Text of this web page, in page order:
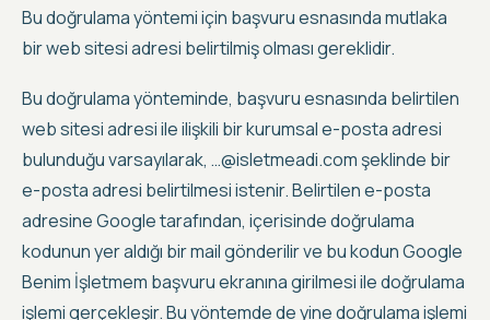
Bu doğrulama yöntemi için başvuru esnasında mutlaka
bir web sitesi adresi belirtilmiş olması gereklidir.
Bu doğrulama yönteminde, başvuru esnasında belirtilen
web sitesi adresi ile ilişkili bir kurumsal e-posta adresi
bulunduğu varsayılarak, …@isletmeadi.com şeklinde bir
e-posta adresi belirtilmesi istenir. Belirtilen e-posta
adresine Google tarafından, içerisinde doğrulama
kodunun yer aldığı bir mail gönderilir ve bu kodun Google
Benim İşletmem başvuru ekranına girilmesi ile doğrulama
işlemi gerçekleşir. Bu yöntemde de yine doğrulama işlemi